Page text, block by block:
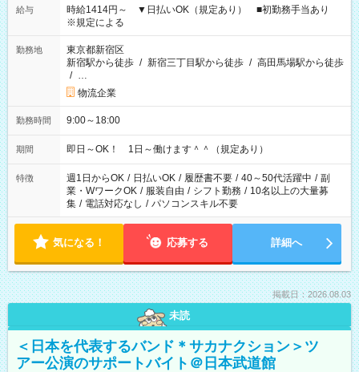
給与
時給1414円～ ▼日払いOK（規定あり） ■初勤務手当あり
※規定による
勤務地
東京都新宿区
新宿駅から徒歩 / 新宿三丁目駅から徒歩 / 高田馬場駅から徒歩
/ …
物流企業
勤務時間 9:00～18:00
期間 即日～OK！ 1日～働けます＾＾（規定あり）
特徴 週1日からOK / 日払いOK / 履歴書不要 / 40～50代活躍中 / 副
業・WワークOK / 服装自由 / シフト勤務 / 10名以上の大量募
集 / 電話対応なし / パソコンスキル不要
気になる！ 応募する 詳細へ
掲載日：2026.08.03
未読
＜日本を代表するバンド＊サカナクション＞ツ
アー公演のサポートバイト＠日本武道館